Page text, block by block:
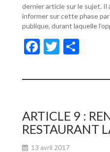
dernier article sur le sujet. Il
informer sur cette phase
publique, durant laquelle
F
e
o
o
k
T
itt ta
er
ARTICLE 9 :
RESTAURANT
13 avril 2017